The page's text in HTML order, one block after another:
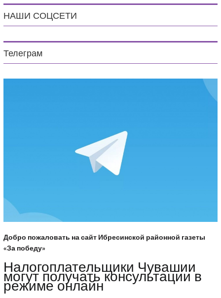
НАШИ СОЦСЕТИ
Телеграм
Добро пожаловать на сайт Ибресинской районной газеты
«За победу»
Налогоплательщики Чувашии
могут получать консультации в
режиме онлайн